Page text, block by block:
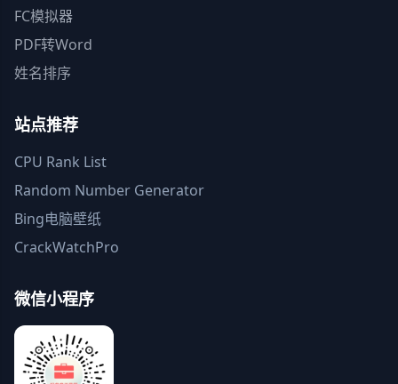
FC模拟器
PDF转Word
姓名排序
站点推荐
CPU Rank List
Random Number Generator
Bing电脑壁纸
CrackWatchPro
微信小程序